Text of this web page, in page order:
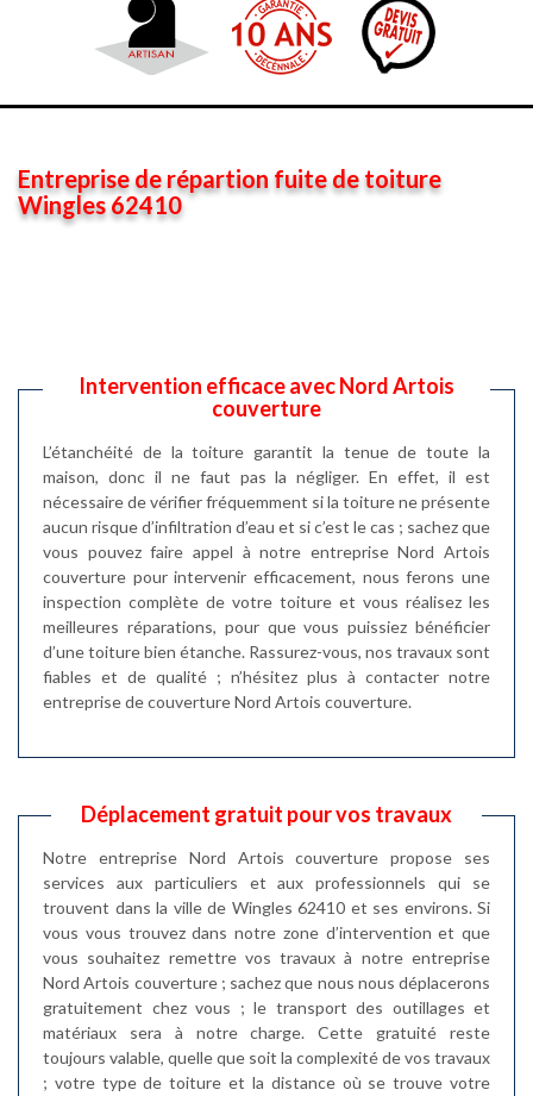
Entreprise de répartion fuite de toiture
Wingles 62410
Intervention efficace avec Nord Artois
couverture
L’étanchéité de la toiture garantit la tenue de toute la
maison, donc il ne faut pas la négliger. En effet, il est
nécessaire de vérifier fréquemment si la toiture ne présente
aucun risque d’infiltration d’eau et si c’est le cas ; sachez que
vous pouvez faire appel à notre entreprise Nord Artois
couverture pour intervenir efficacement, nous ferons une
inspection complète de votre toiture et vous réalisez les
meilleures réparations, pour que vous puissiez bénéficier
d’une toiture bien étanche. Rassurez-vous, nos travaux sont
fiables et de qualité ; n’hésitez plus à contacter notre
entreprise de couverture Nord Artois couverture.
Déplacement gratuit pour vos travaux
Notre entreprise Nord Artois couverture propose ses
services aux particuliers et aux professionnels qui se
trouvent dans la ville de Wingles 62410 et ses environs. Si
vous vous trouvez dans notre zone d’intervention et que
vous souhaitez remettre vos travaux à notre entreprise
Nord Artois couverture ; sachez que nous nous déplacerons
gratuitement chez vous ; le transport des outillages et
matériaux sera à notre charge. Cette gratuité reste
toujours valable, quelle que soit la complexité de vos travaux
; votre type de toiture et la distance où se trouve votre